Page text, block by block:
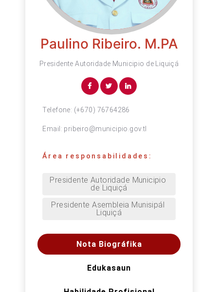
Paulino Ribeiro. M.PA
Presidente Autoridade Municipio de Liquiçá
Telefone: (+670) 76764286
Email: pribeiro@municipio.gov.tl
Área responsabilidades:
Presidente Autoridade Municipio
de Liquiçá
Presidente Asembleia Munisipál
Liquiçá
Nota Biográfika
Edukasaun